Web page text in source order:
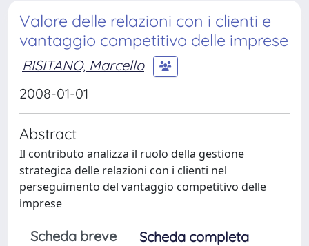
Valore delle relazioni con i clienti e
vantaggio competitivo delle imprese
RISITANO, Marcello
2008-01-01
Abstract
Il contributo analizza il ruolo della gestione
strategica delle relazioni con i clienti nel
perseguimento del vantaggio competitivo delle
imprese
Scheda breve
Scheda completa